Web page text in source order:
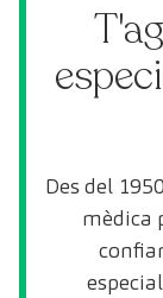
Des del
mèdica